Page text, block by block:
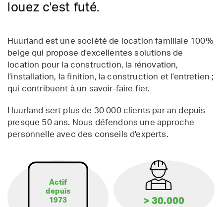
louez c'est futé.
Huurland est une société de location familiale 100%
belge qui propose d'excellentes solutions de
location pour la construction, la rénovation,
l'installation, la finition, la construction et l'entretien ;
qui contribuent à un savoir-faire fier.
Huurland sert plus de 30 000 clients par an depuis
presque 50 ans. Nous défendons une approche
personnelle avec des conseils d'experts.
Actif
depuis
1973
> 30.000